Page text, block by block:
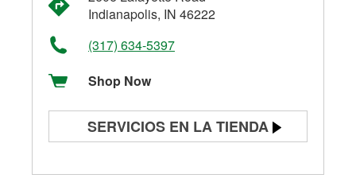
Indianapolis, IN 46222
(317) 634-5397
Shop Now
SERVICIOS EN LA TIENDA